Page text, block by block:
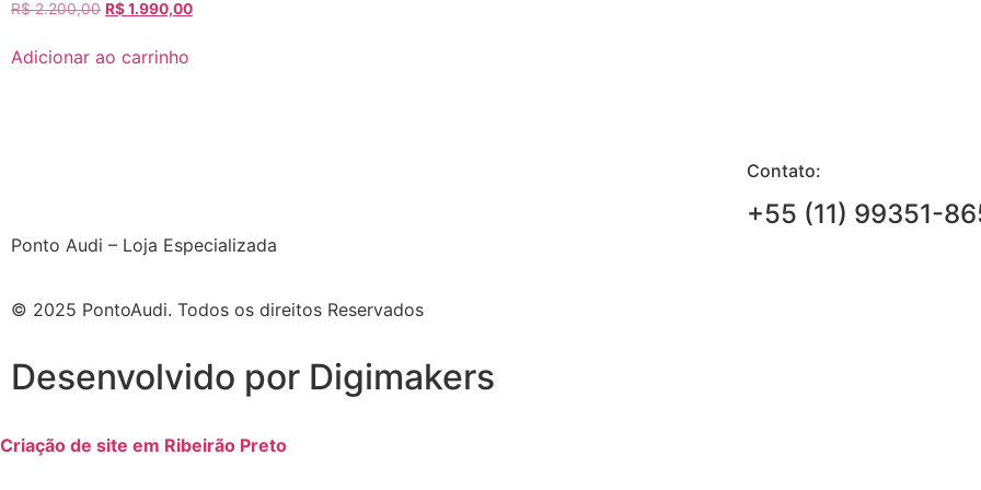
R$2.200,00 R$1.990,00
Adicionar ao carrinho
Ponto Audi – Loja Especializada
Contato:
+55 (11) 99351-
© 2025 PontoAudi. Todos os direitos Reservados
Desenvolvido por Digimakers
Criação de site em Ribeirão Preto